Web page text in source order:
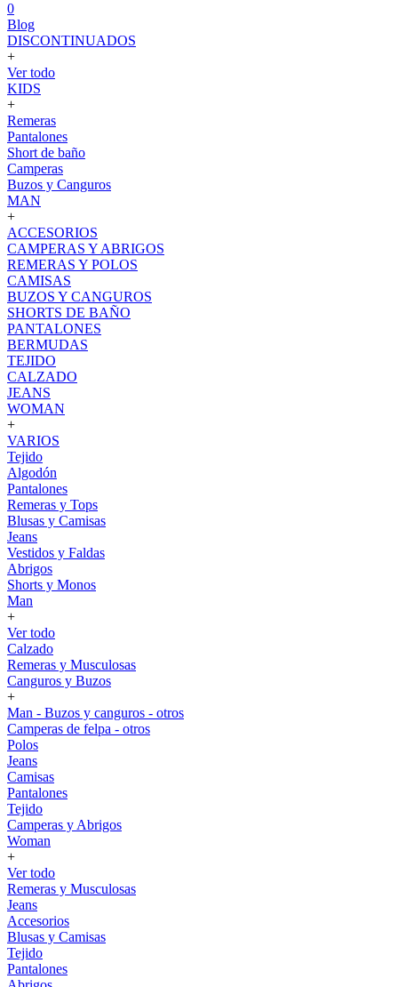
0
Blog
DISCONTINUADOS
+
Ver todo
KIDS
+
Remeras
Pantalones
Short de baño
Camperas
Buzos y Canguros
MAN
+
ACCESORIOS
CAMPERAS Y ABRIGOS
REMERAS Y POLOS
CAMISAS
BUZOS Y CANGUROS
SHORTS DE BAÑO
PANTALONES
BERMUDAS
TEJIDO
CALZADO
JEANS
WOMAN
+
VARIOS
Tejido
Algodón
Pantalones
Remeras y Tops
Blusas y Camisas
Jeans
Vestidos y Faldas
Abrigos
Shorts y Monos
Man
+
Ver todo
Calzado
Remeras y Musculosas
Canguros y Buzos
+
Man - Buzos y canguros - otros
Camperas de felpa - otros
Polos
Jeans
Camisas
Pantalones
Tejido
Camperas y Abrigos
Woman
+
Ver todo
Remeras y Musculosas
Jeans
Accesorios
Blusas y Camisas
Tejido
Pantalones